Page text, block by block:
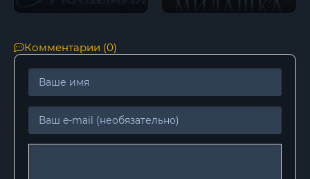
Комментарии (0)